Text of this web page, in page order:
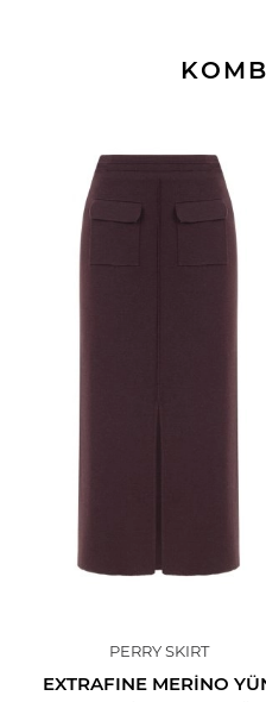
PERRY SKIRT
EXTRAFINE MERINO